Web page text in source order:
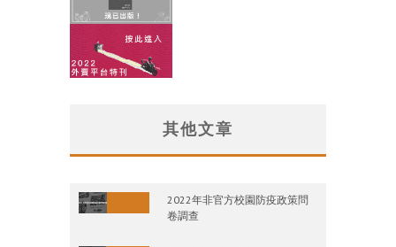
其他文章
2022年非官方校園防疫政策問
卷調查